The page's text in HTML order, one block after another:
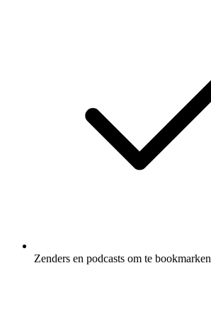
Zenders en podcasts om te bookmarken